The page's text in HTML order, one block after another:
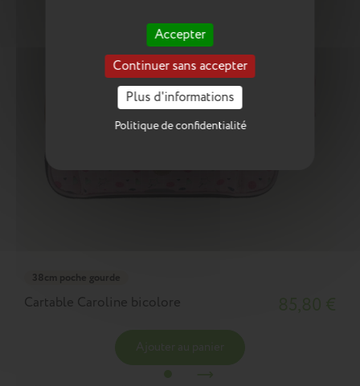
Accepter
Continuer sans accepter
Plus d'informations
Politique de confidentialité
38cm poche gourde
Cartable Caroline bicolore